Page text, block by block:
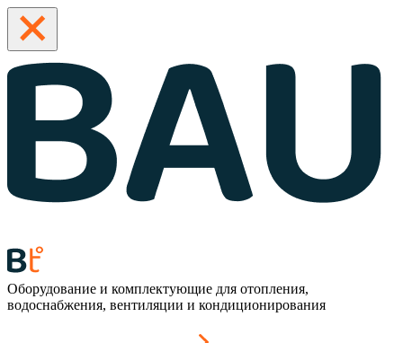
Оборудование и комплектующие для отопления,
водоснабжения, вентиляции и кондиционирования